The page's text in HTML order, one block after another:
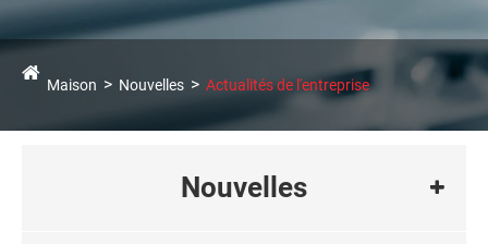
Maison Nouvelles Actualités de l'entreprise
Nouvelles